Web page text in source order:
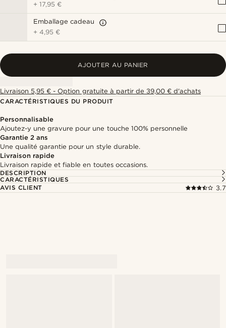
+17,95 €
Emballage cadeau
+4,95 €
AJOUTER AU PANIER
Livraison 5,95 € - Option gratuite à partir de 39,00 € d'achats
CARACTÉRISTIQUES DU PRODUIT
Personnalisable
Ajoutez-y une gravure pour une touche 100% personnelle
Garantie 2 ans
Une qualité garantie pour un style durable.
Livraison rapide
Livraison rapide et fiable en toutes occasions.
DESCRIPTION
CARACTÉRISTIQUES
AVIS CLIENT
3.7